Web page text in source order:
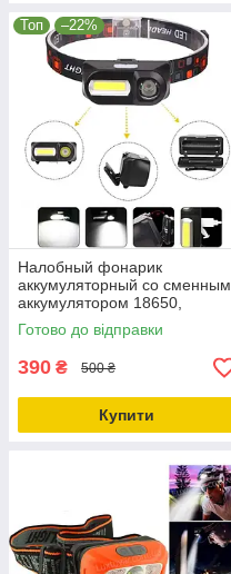
Топ –22%
Налобный фонарик
аккумуляторный со сменным
аккумулятором 18650,
Фонарь на голову с ярким
ближним и дальним
Готово до відправки
390 ₴ 500 ₴
Купити